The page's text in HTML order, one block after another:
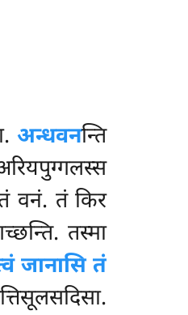
अन्धवनन्ति
वनं. तं किर
तस्मा
जानासि तं